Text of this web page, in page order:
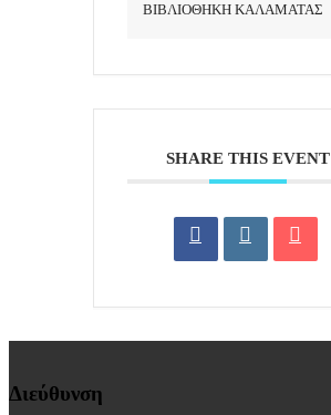
ΒΙΒΛΙΟΘΉΚΗ ΚΑΛΑΜΆΤΑΣ
SHARE THIS EVENT
Διεύθυνση